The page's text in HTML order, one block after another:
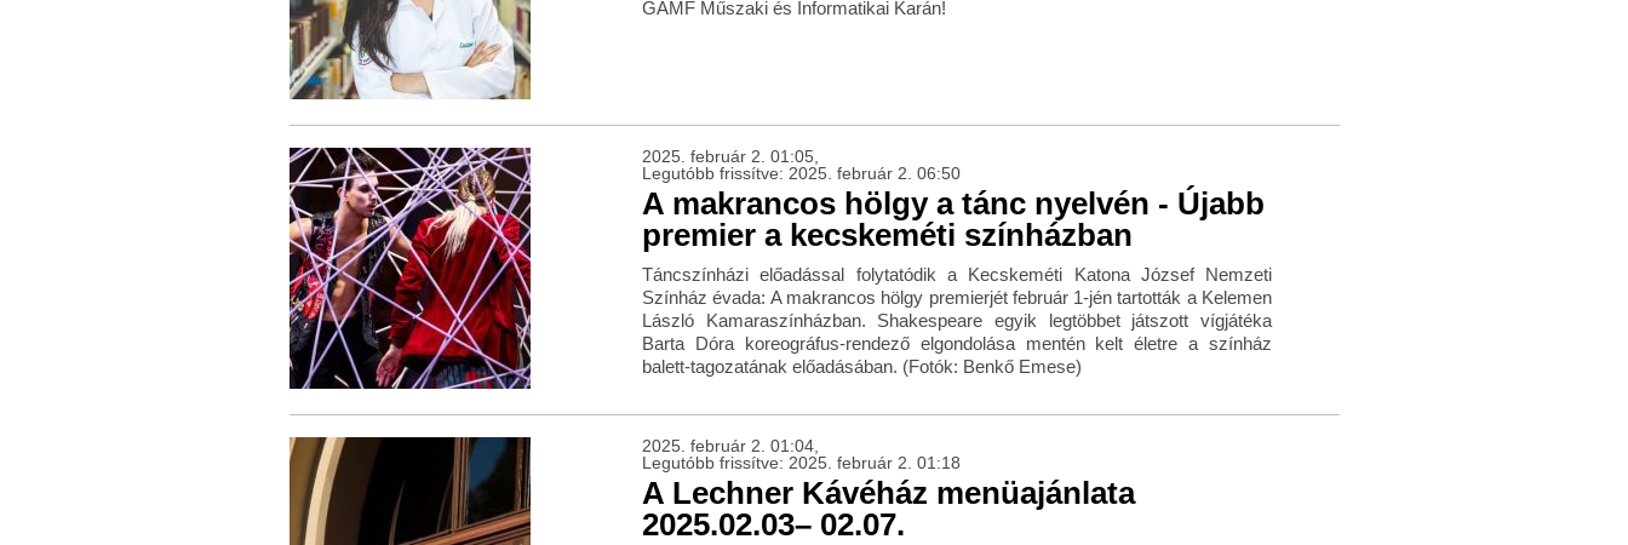
GAMF Műszaki és Informatikai Karán!
2025. február 2. 01:05,
Legutóbb frissítve: 2025. február 2. 06:50
A makrancos hölgy a tánc nyelvén - Újabb
premier a kecskeméti színházban
Táncszínházi előadással folytatódik a Kecskeméti Katona József Nemzeti
Színház évada: A makrancos hölgy premierjét február 1-jén tartották a Kelemen
László Kamaraszínházban. Shakespeare egyik legtöbbet játszott vígjátéka
Barta Dóra koreográfus-rendező elgondolása mentén kelt életre a színház
balett-tagozatának előadásában. (Fotók: Benkő Emese)
2025. február 2. 01:04,
Legutóbb frissítve: 2025. február 2. 01:18
A Lechner Kávéház menüajánlata
2025.02.03– 02.07.